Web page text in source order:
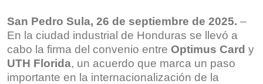
San Pedro Sula, 26 de septiembre de 2025. –
En la ciudad industrial de Honduras se llevó a
cabo la firma del convenio entre Optimus Card y
UTH Florida, un acuerdo que marca un paso
importante en la internacionalización de la